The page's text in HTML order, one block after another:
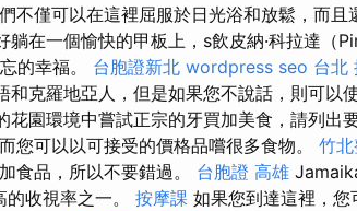
不僅可以在這裡屈服於日光浴和放鬆，而且
躺在一個愉快的甲板上，s飲皮納·科拉達（
的幸福。 台胞證新北 wordpress seo 台北
克羅地亞人，但是如果您不說話，則可以
園環境中嘗試正宗的牙買加美食，請列出
您可以以可接受的價格品嚐很多食物。 竹
食品，所以不要錯過。 台胞證 高雄
收視率之一。 按摩課 如果您到達這裡，您